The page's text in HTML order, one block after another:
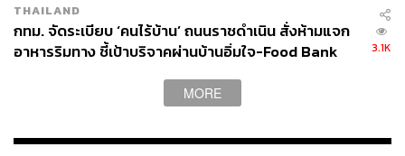
THAILAND
กทม. จัดระเบียบ ‘คนไร้บ้าน’ ถนนราชดำเนิน สั่งห้ามแจก
อาหารริมทาง ชี้เป้าบริจาคผ่านบ้านอิ่มใจ-Food Bank
3.1K
MORE